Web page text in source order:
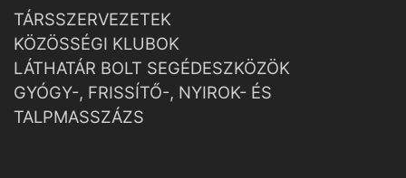
TÁRSSZERVEZETEK
KÖZÖSSÉGI KLUBOK
LÁTHATÁR BOLT SEGÉDESZKÖZÖK
GYÓGY-, FRISSÍTŐ-, NYIROK- ÉS
TALPMASSZÁZS